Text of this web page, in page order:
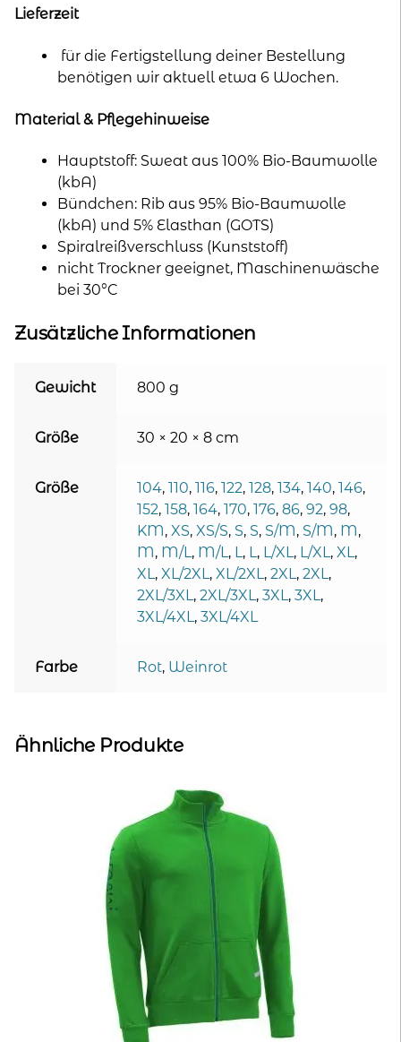
Lieferzeit
für die Fertigstellung deiner Bestellung
benötigen wir aktuell etwa 6 Wochen.
Material & Pflegehinweise
Hauptstoff: Sweat aus 100% Bio-Baumwolle
(kbA)
Bündchen: Rib aus 95% Bio-Baumwolle
(kbA) und 5% Elasthan (GOTS)
Spiralreißverschluss (Kunststoff)
nicht Trockner geeignet, Maschinenwäsche
bei 30°C
Zusätzliche Informationen
Gewicht 800 g
Größe 30 × 20 × 8 cm
Größe 104, 110, 116, 122, 128, 134, 140, 146,
152, 158, 164, 170, 176, 86, 92, 98,
KM, XS, XS/S, S, S, S/M, S/M, M,
M, M/L, M/L, L, L, L/XL, L/XL, XL,
XL, XL/2XL, XL/2XL, 2XL, 2XL,
2XL/3XL, 2XL/3XL, 3XL, 3XL,
3XL/4XL, 3XL/4XL
Farbe Rot, Weinrot
Ähnliche Produkte